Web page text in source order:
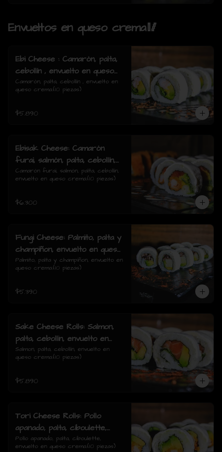
Envueltos en queso crema🥢
Ebi Cheese : Camarón, palta,
cebollín , envuelto en queso
crema.
Camarón, palta, cebollín , envuelto en
queso crema.(10 piezas)
$5.890
Ebisak Cheese: Camarón
furai, salmón, palta, cebollín,
envuelto en queso crema.
Camarón furai, salmón, palta, cebollín,
envuelto en queso crema.(10 piezas)
$6.300
Fungi Cheese: Palmito, palta y
champiñon, envuelto en queso
crema.
Palmito, palta y champiñon, envuelto en
queso crema.(10 piezas)
$5.390
Sake Cheese Rolls: Salmon,
palta, cebollin, envuelto en
queso crema.
Salmon, palta, cebollín, envuelto en
queso crema.(10 piezas)
$5.890
Tori Cheese Rolls: Pollo
apanado, palta, ciboulette,
envuelto en queso crema.
Pollo apanado, palta, ciboulette,
envuelto en queso crema.(10 piezas)